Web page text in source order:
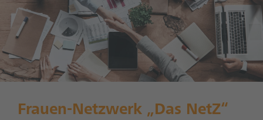
Frauen-Netzwerk „Das NetZ“